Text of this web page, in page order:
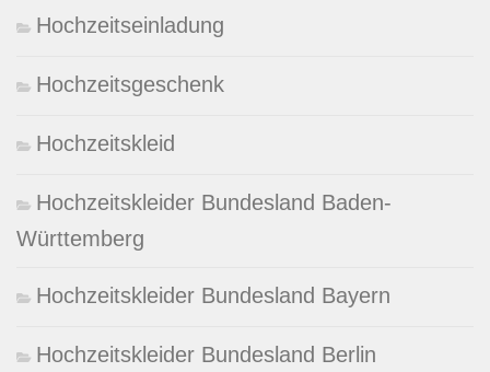
Hochzeitseinladung
Hochzeitsgeschenk
Hochzeitskleid
Hochzeitskleider Bundesland Baden-
Württemberg
Hochzeitskleider Bundesland Bayern
Hochzeitskleider Bundesland Berlin